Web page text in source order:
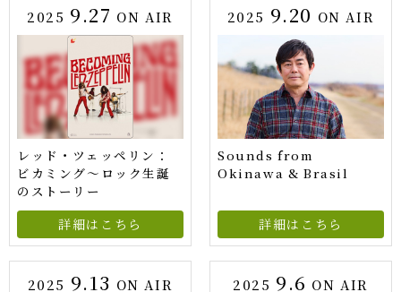
2025 9.27 ON AIR
レッド・ツェッペリン：
ビカミング〜ロック生誕
のストーリー
詳細はこちら
2025 9.20 ON AIR
Sounds from
Okinawa & Brasil
詳細はこちら
2025 9.13 ON AIR 2025 9.6 ON AIR